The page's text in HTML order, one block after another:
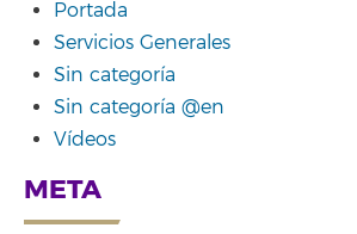
Portada
Servicios Generales
Sin categoría
Sin categoría @en
Vídeos
META